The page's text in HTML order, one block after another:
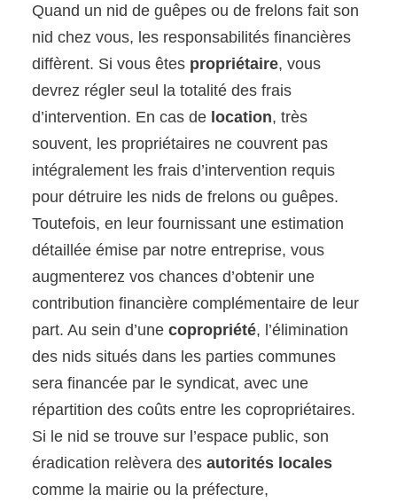
Quand un nid de guêpes ou de frelons fait son
nid chez vous, les responsabilités financières
diffèrent. Si vous êtes propriétaire, vous
devrez régler seul la totalité des frais
d’intervention. En cas de location, très
souvent, les propriétaires ne couvrent pas
intégralement les frais d’intervention requis
pour détruire les nids de frelons ou guêpes.
Toutefois, en leur fournissant une estimation
détaillée émise par notre entreprise, vous
augmenterez vos chances d’obtenir une
contribution financière complémentaire de leur
part. Au sein d’unecopropriété, l’élimination
des nids situés dans les parties communes
sera financée par le syndicat, avec une
répartition des coûts entre les copropriétaires.
Si le nid se trouve sur l’espace public, son
éradication relèvera desautorités locales
comme la mairie ou la préfecture,